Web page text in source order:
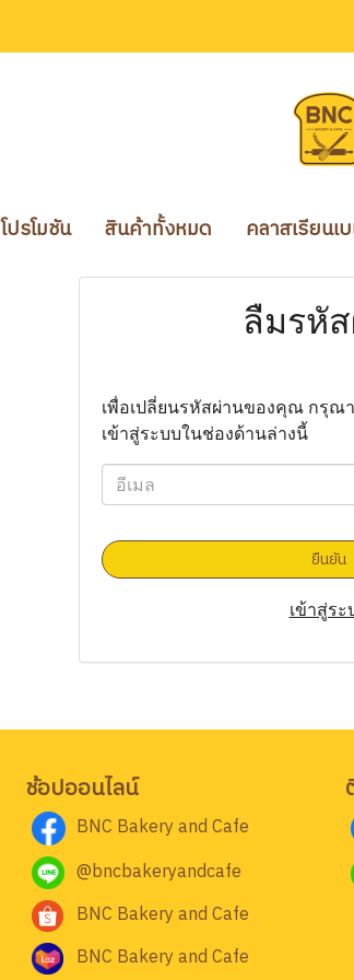
โปรโมชัน สินค้าทั้งหมด คลาสเรียนเ
ลืมรหั
เพื่อเปลี่ยนรหัสผ่านของคุณ กรุณ
เข้าสู่ระบบในช่องด้านล่างนี้
ยืนยัน
เข้าสู่ระ
ช้อปออนไลน์
BNC Bakery and Cafe
@bncbakeryandcafe
BNC Bakery and Cafe
BNC Bakery and Cafe